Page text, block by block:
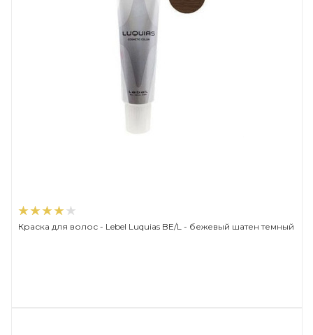
Краска для волос - Lebel Luquias BE/L - бежевый шатен темный